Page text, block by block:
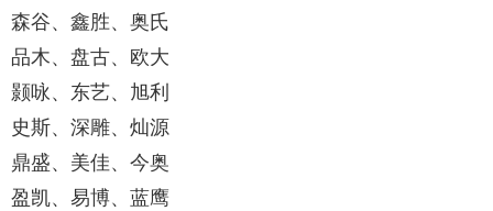
森谷、鑫胜、奥氏
品木、盘古、欧大
颢咏、东艺、旭利
史斯、深雕、灿源
鼎盛、美佳、今奥
盈凯、易博、蓝鹰